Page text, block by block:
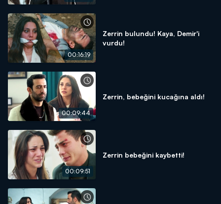
00:16:19
Zerrin bulundu! Kaya, Demir'i
vurdu!
00:09:44
Zerrin, bebeğini kucağına aldı!
00:09:51
Zerrin bebeğini kaybetti!